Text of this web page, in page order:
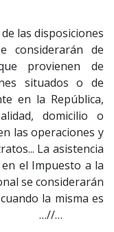
las disposiciones
considerarán de
provienen de
situados o de
en la República,
domicilio o
las operaciones y
La asistencia
el Impuesto a la
se considerarán
la misma es
país. …//…